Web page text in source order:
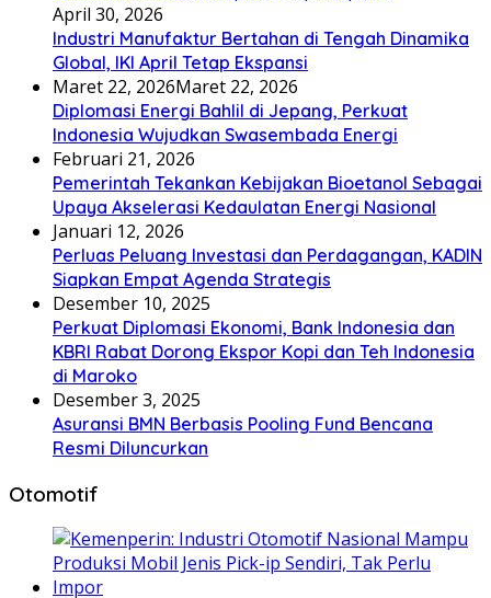
April 30, 2026
Industri Manufaktur Bertahan di Tengah Dinamika
Global, IKI April Tetap Ekspansi
Maret 22, 2026Maret 22, 2026
Diplomasi Energi Bahlil di Jepang, Perkuat
Indonesia Wujudkan Swasembada Energi
Februari 21, 2026
Pemerintah Tekankan Kebijakan Bioetanol Sebagai
Upaya Akselerasi Kedaulatan Energi Nasional
Januari 12, 2026
Perluas Peluang Investasi dan Perdagangan, KADIN
Siapkan Empat Agenda Strategis
Desember 10, 2025
Perkuat Diplomasi Ekonomi, Bank Indonesia dan
KBRI Rabat Dorong Ekspor Kopi dan Teh Indonesia
di Maroko
Desember 3, 2025
Asuransi BMN Berbasis Pooling Fund Bencana
Resmi Diluncurkan
Otomotif